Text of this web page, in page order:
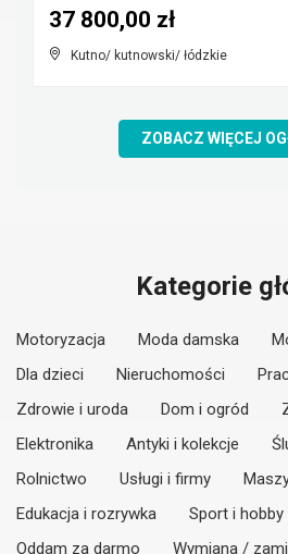
Kutno/ kutnowski/ łódzkie
37 800,00 zł
ZOBACZ WIĘCEJ
Kategorie
Motoryzacja Moda damska
Dla dzieci
Nieruchomości
Zdrowie i uroda
Dom i ogród
Elektronika
Antyki i kolekcje
Rolnictwo
Usługi i firmy
Edukacja i rozrywka
Sport i hobby
Oddam za darmo
Wymiana /